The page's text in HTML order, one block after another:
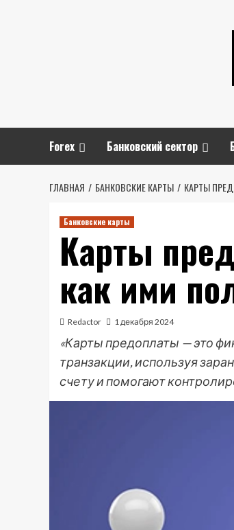
Forex Банковский сектор
ГЛАВНАЯ БАНКОВСКИЕ КАРТЫ КАРТЫ
Банковские карты
Карты
как ими
Redactor 1 декабря 2024
«Карты предоплаты — это
транзакции, используя
счету и помогают